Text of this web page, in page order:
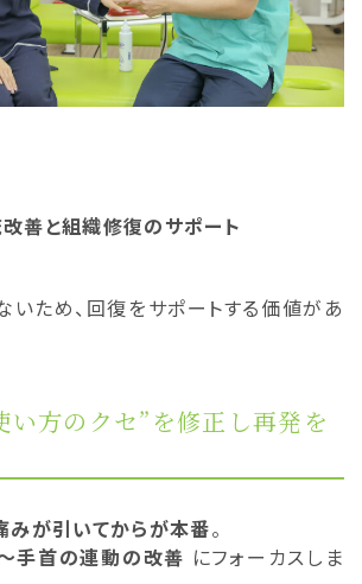
善と組織修復のサポート
ため、回復をサポートする価値があ
い方のクセ”を修正し再発を
みが引いてからが本番。
手首の連動の改善 にフォーカスしま